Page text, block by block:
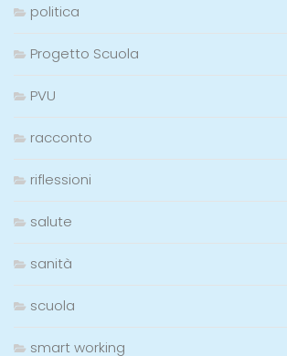
politica
Progetto Scuola
PVU
racconto
riflessioni
salute
sanità
scuola
smart working